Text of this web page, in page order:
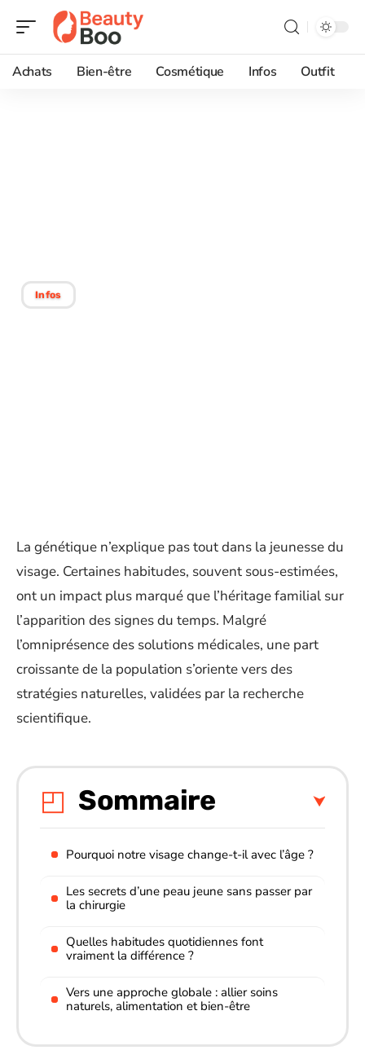
Achats Bien-être Cosmétique Infos Outfit
Infos
La génétique n’explique pas tout dans la jeunesse du
visage. Certaines habitudes, souvent sous-estimées,
ont un impact plus marqué que l’héritage familial sur
l’apparition des signes du temps. Malgré
l’omniprésence des solutions médicales, une part
croissante de la population s’oriente vers des
stratégies naturelles, validées par la recherche
scientifique.
Sommaire
Pourquoi notre visage change-t-il avec l’âge ?
Les secrets d’une peau jeune sans passer par
la chirurgie
Quelles habitudes quotidiennes font
vraiment la différence ?
Vers une approche globale : allier soins
naturels, alimentation et bien-être